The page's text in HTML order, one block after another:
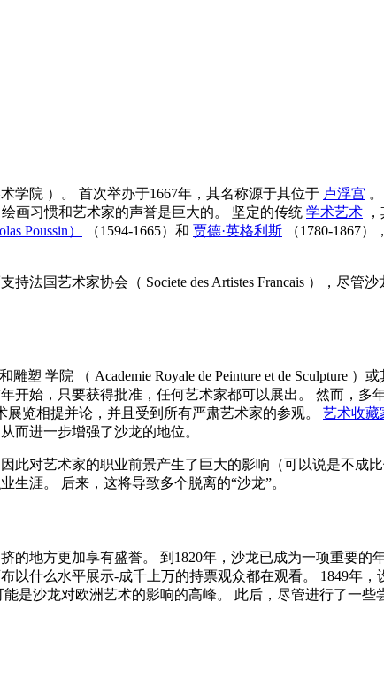
学院 ）。 首次举办于1667年，其名称源于其位于 卢浮宫
画习惯和艺术家的声誉是巨大的。 坚定的传统 学术艺术
Poussin） （1594-1665）和 贾德·英格利斯 （1780-1867
持法国艺术家协会（ Societe des Artistes Francais ），尽管沙
雕塑 学院 （ Academie Royale de Peinture et de Sculpture ）或
年开始，只要获得批准，任何艺术家都可以展出。 然而，
览相提并论，并且受到所有严肃艺术家的参观。 艺术收藏
而进一步增强了沙龙的地位。
此对艺术家的职业前景产生了巨大的影响（可以说是不成
生涯。 后来，这将导致多个脱离的“沙龙”。
的地方更加享有盛誉。 到1820年，沙龙已成为一项重要
以什么水平展示-成千上万的持票观众都在观看。 1849年，
是沙龙对欧洲艺术的影响的高峰。 此后，尽管进行了一些